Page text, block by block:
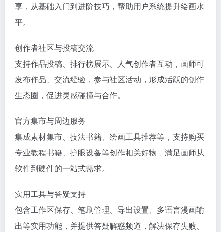
享，从基础入门到进阶技巧，帮助用户系统提升绘画水
平。
创作者社区与投稿交流
支持作品投稿、排行榜展示、人气创作者互动，画师可
发布作品、交流经验，参与社区活动，形成活跃的创作
生态圈，促进灵感碰撞与合作。
官方集市与周边服务
集成素材集市、技法书籍、绘画工具推荐等，支持购买
专业教程书籍、护眼设备等创作相关好物，满足画师从
软件到硬件的一站式需求。
实用工具与答疑支持
包含工作区保存、笔刷管理、导出设置、多语言漫画输
出等实用功能，并提供答疑解惑频道，解决保存失败、